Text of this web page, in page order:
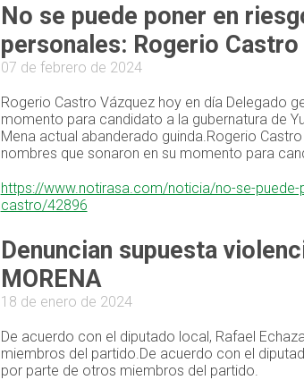
No se puede poner en
personales: Rogerio Castro
07 de febrero de 2024
Rogerio Castro Vázquez hoy en día Delegado
momento para candidato a la gubernatura de
Mena actual abanderado guinda.Rogerio
nombres que sonaron en su momento para
https://www.notirasa.com/noticia/no-se-
castro/42896
Denuncian supuesta
MORENA
18 de enero de 2024
De acuerdo con el diputado local, Rafael
miembros del partido.De acuerdo con el
por parte de otros miembros del partido.